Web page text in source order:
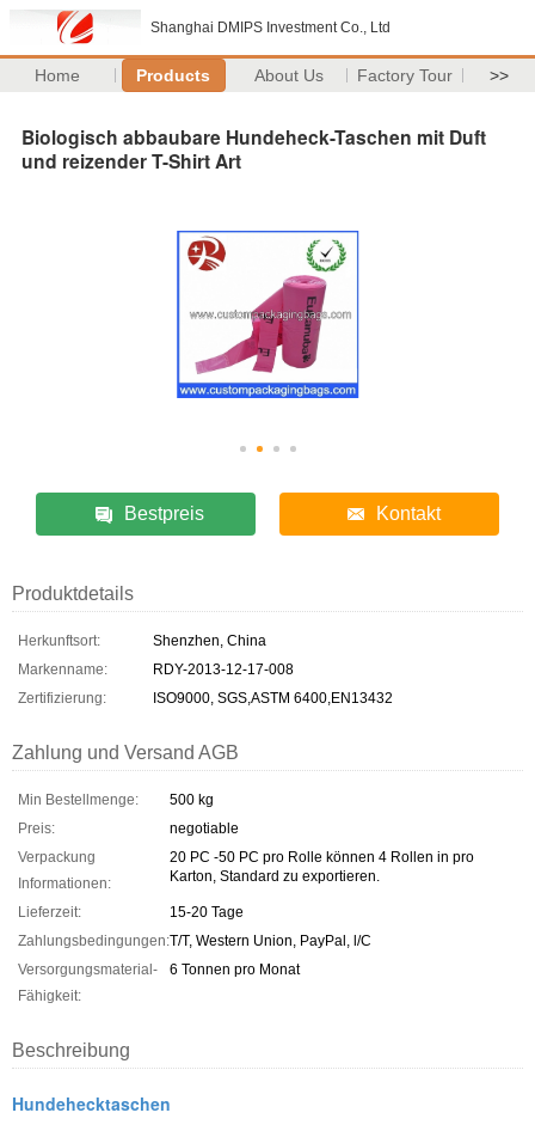
Shanghai DMIPS Investment Co., Ltd
Home Products About Us Factory Tour >>
Biologisch abbaubare Hundeheck-Taschen mit Duft
und reizender T-Shirt Art
Bestpreis Kontakt
Produktdetails
Herkunftsort:
Shenzhen, China
Markenname:
RDY-2013-12-17-008
Zertifizierung:
ISO9000, SGS,ASTM 6400,EN13432
Zahlung und Versand AGB
Min Bestellmenge:
500 kg
Preis:
negotiable
Verpackung
Informationen:
20 PC -50 PC pro Rolle können 4 Rollen in pro
Karton, Standard zu exportieren.
Lieferzeit:
15-20 Tage
Zahlungsbedingungen:T/T, Western Union, PayPal, l/C
Versorgungsmaterial-
Fähigkeit:
6 Tonnen pro Monat
Beschreibung
Hundehecktaschen